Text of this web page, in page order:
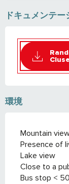
ドキュメンテー
環境
Mountain
Presence of
Lake view
Close to a
Bus stop <